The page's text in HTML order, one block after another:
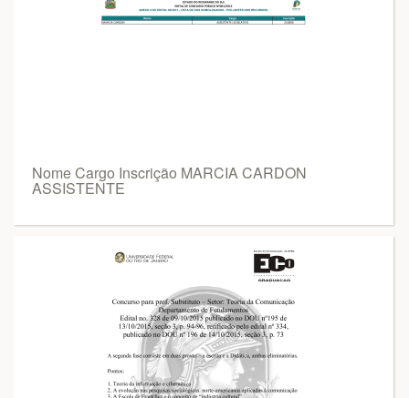
Nome Cargo Inscrição MARCIA CARDON
ASSISTENTE